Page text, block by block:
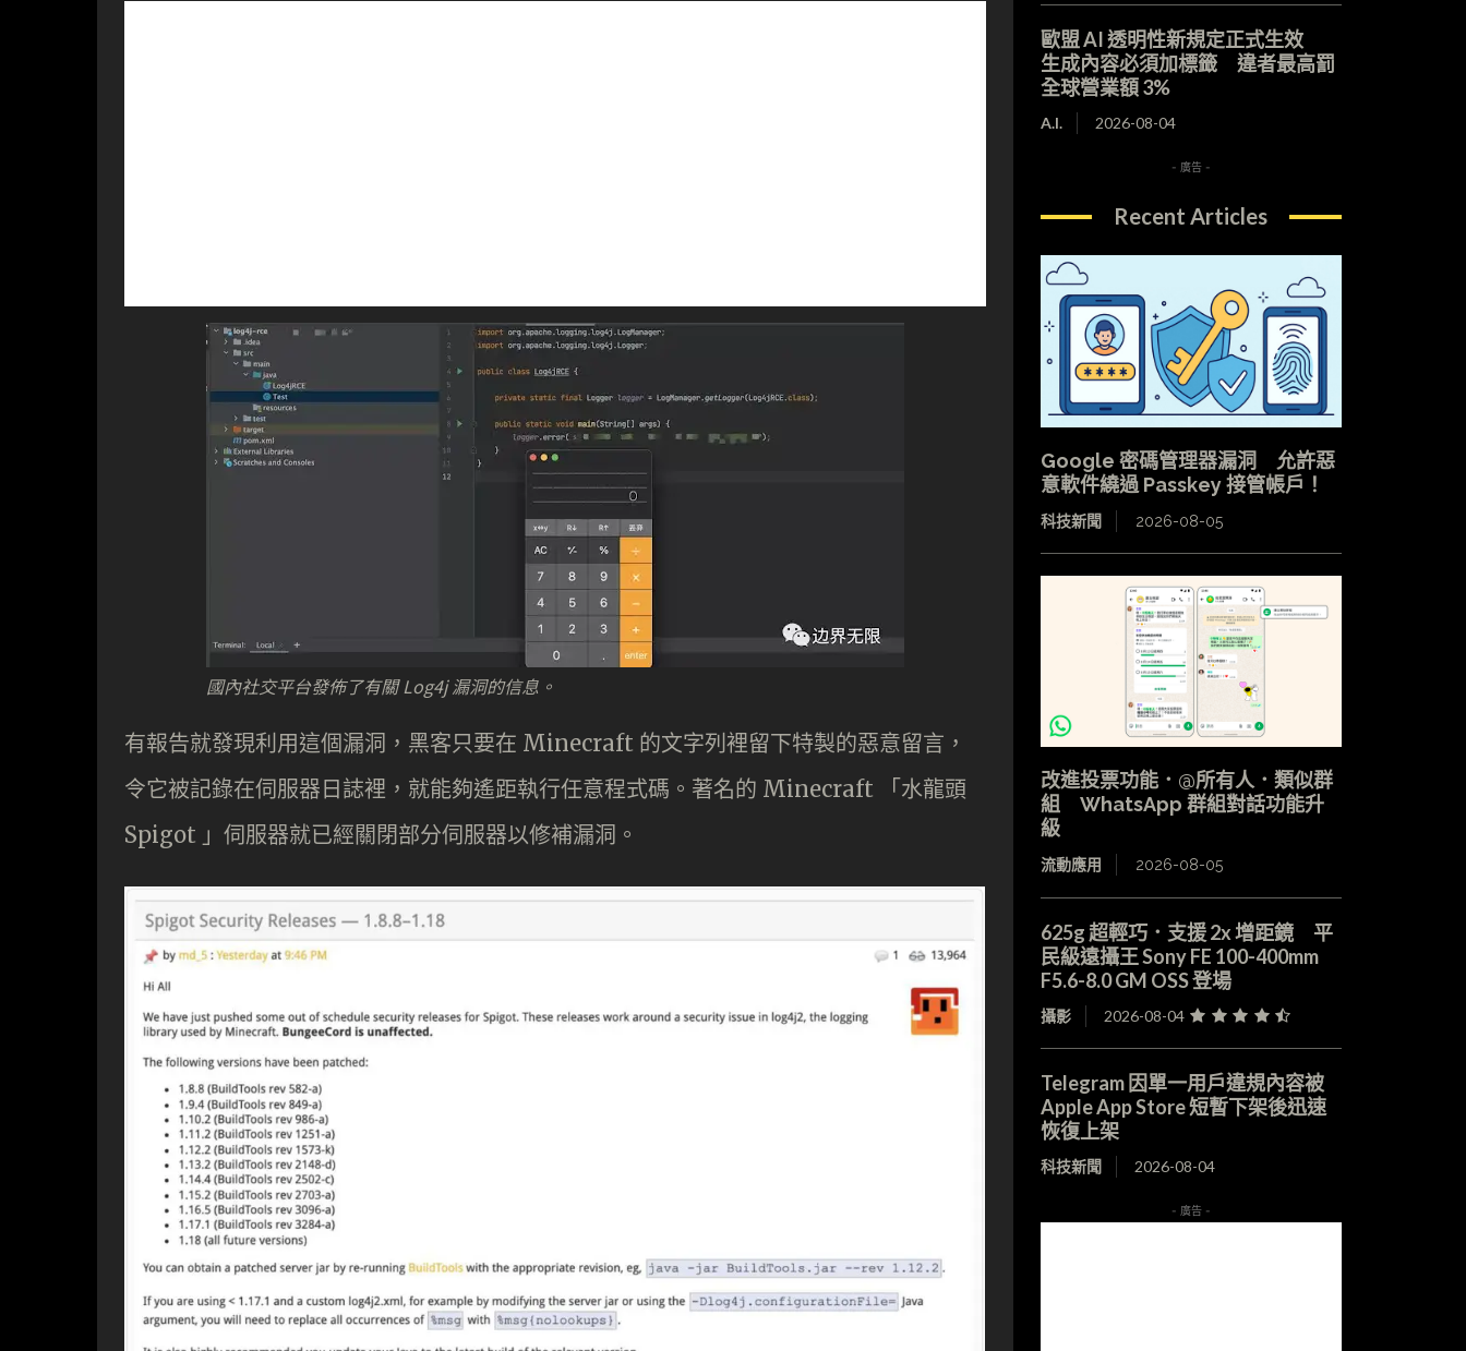
國內社交平台發佈了有關 Log4j 漏洞的信息。
有報告就發現利用這個漏洞，黑客只要在 Minecraft 的文字列裡留下特製的惡意留言，
令它被記錄在伺服器日誌裡，就能夠遙距執行任意程式碼。著名的 Minecraft 「水龍頭
Spigot 」伺服器就已經關閉部分伺服器以修補漏洞。
歐盟 AI 透明性新規定正式生效
生成內容必須加標籤 違者最高罰
全球營業額 3%
A.I. 2026-08-04
- 廣告 -
Recent Articles
Google 密碼管理器漏洞 允許惡
意軟件繞過 Passkey 接管帳戶！
科技新聞 2026-08-05
改進投票功能．@所有人．類似群
組 WhatsApp 群組對話功能升
級
流動應用 2026-08-05
625g 超輕巧．支援 2x 增距鏡 平
民級遠攝王 Sony FE 100-400mm
F5.6-8.0 GM OSS 登場
攝影 2026-08-04
Telegram 因單一用戶違規內容被
Apple App Store 短暫下架後迅速
恢復上架
科技新聞 2026-08-04
- 廣告 -